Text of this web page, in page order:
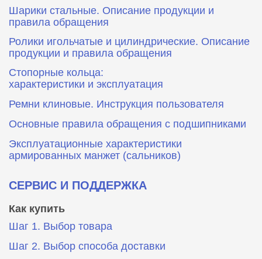
Шарики стальные. Описание продукции и
правила обращения
Ролики игольчатые и цилиндрические. Описание
продукции и правила обращения
Стопорные кольца:
характеристики и эксплуатация
Ремни клиновые. Инструкция пользователя
Основные правила обращения с подшипниками
Эксплуатационные характеристики
армированных манжет (сальников)
СЕРВИС И ПОДДЕРЖКА
Как купить
Шаг 1. Выбор товара
Шаг 2. Выбор способа доставки